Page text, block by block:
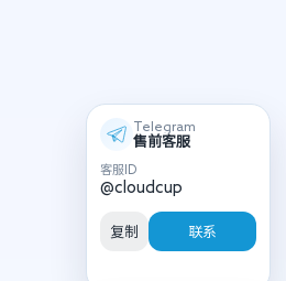
Telegram
售前客服
客服ID
@cloudcup
复制 联系